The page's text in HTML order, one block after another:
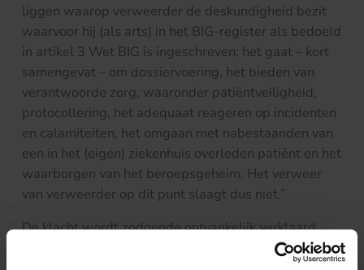
liggen waarop verweerder de deskundigheid bezit
waarvoor hij (als arts) in het BIG-register als bedoeld
in artikel 3 Wet BIG is ingeschreven; het gaat – kort
samengevat – om dossiervoering, het bieden van
verantwoorde zorg, waaronder patiëntveiligheid,
protocollering, het adequaat reageren op incidenten
en calamiteiten, het omgaan met nabestaanden van
een in het (eigen) ziekenhuis overleden patiënt en het
waarborgen van het beroepsgeheim. Het verweer
van verweerder op dit punt slaagt dus niet.”
De klacht wordt zodoende ontvankelijk verklaard.
Vervolgens komt het college toe aan inhoudelijke